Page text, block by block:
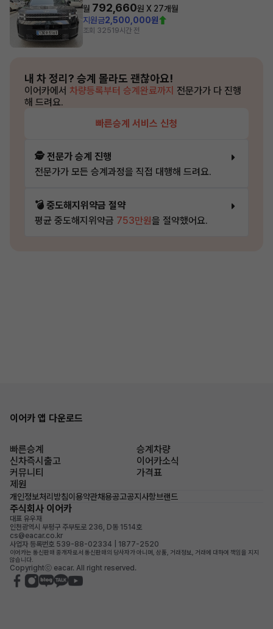
월 792,660원 X 27개월
지원금2,500,000원
조회 32519시간 전
내 차 정리? 승계 몰라도 괜찮아요!
이어카에서 차량등록부터 승계완료까지 전문가가 다 진행
해 드려요.
빠른승계 서비스 신청
🕵️ 전문가 승계 진행
전문가가 모든 승계과정을 직접 대행해 드려요.
💣 중도해지위약금 절약
평균 중도해지위약금 753만원을 절약했어요.
이어카 앱 다운로드
빠른승계
승계차량
신차즉시출고
이어카소식
커뮤니티
가격표
제원
개인정보처리방침이용약관채용공고공지사항브랜드
주식회사 이어카
대표 유우재
인천광역시 부평구 주부토로 236, D동 1514호
cs@eacar.co.kr
사업자 등록번호 539-88-02334 | 1877-2520
이어카는 통신판매 중개자로서 통신판매의 당사자가 아니며, 상품, 거래정보, 거래에 대하여 책임을 지지
않습니다.
Copyrightⓒ eacar. All right reserved.